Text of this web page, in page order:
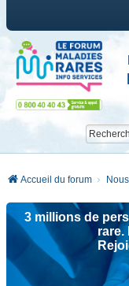
Accueil du forum
3 millions de
rare.